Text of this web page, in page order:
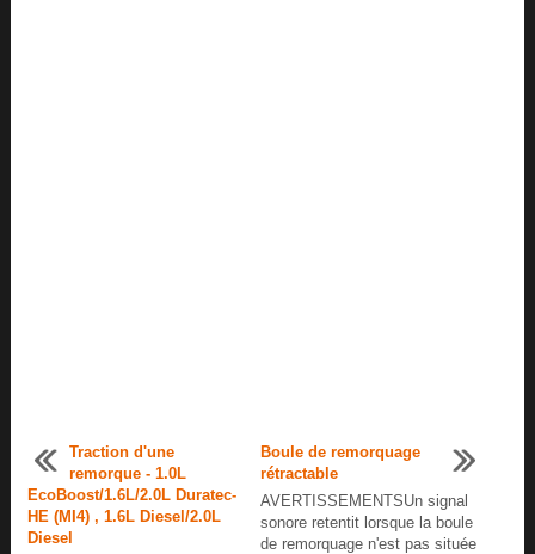
Traction d'une
remorque - 1.0L
EcoBoost/1.6L/2.0L Duratec-
HE (MI4) , 1.6L Diesel/2.0L
Diesel
Boule de remorquage
rétractable
AVERTISSEMENTSUn signal
sonore retentit lorsque la boule
de remorquage n'est pas située